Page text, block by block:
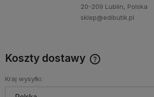
20-209 Lublin, Polska
sklep@edibutik.pl
Koszty dostawy
Kraj wysyłki: